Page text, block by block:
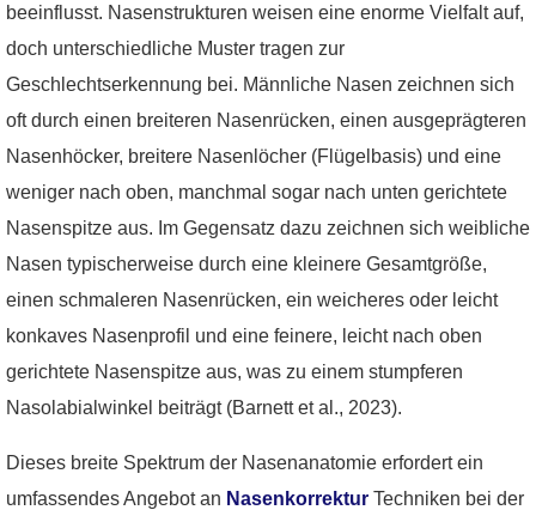
beeinflusst. Nasenstrukturen weisen eine enorme Vielfalt auf,
doch unterschiedliche Muster tragen zur
Geschlechtserkennung bei. Männliche Nasen zeichnen sich
oft durch einen breiteren Nasenrücken, einen ausgeprägteren
Nasenhöcker, breitere Nasenlöcher (Flügelbasis) und eine
weniger nach oben, manchmal sogar nach unten gerichtete
Nasenspitze aus. Im Gegensatz dazu zeichnen sich weibliche
Nasen typischerweise durch eine kleinere Gesamtgröße,
einen schmaleren Nasenrücken, ein weicheres oder leicht
konkaves Nasenprofil und eine feinere, leicht nach oben
gerichtete Nasenspitze aus, was zu einem stumpferen
Nasolabialwinkel beiträgt (Barnett et al., 2023).
Dieses breite Spektrum der Nasenanatomie erfordert ein
umfassendes Angebot an Nasenkorrektur Techniken bei der